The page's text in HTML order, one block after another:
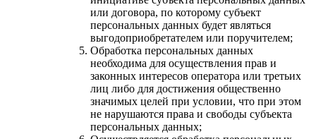
или договора, по которому субъект
персональных данных будет являться
выгодоприобретателем или поручителем;
Обработка персональных данных
необходима для осуществления прав и
законных интересов оператора или третьих
лиц либо для достижения общественно
значимых целей при условии, что при этом
не нарушаются права и свободы субъекта
персональных данных;